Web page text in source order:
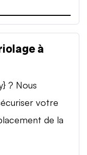
à
? Nous
votre
de la